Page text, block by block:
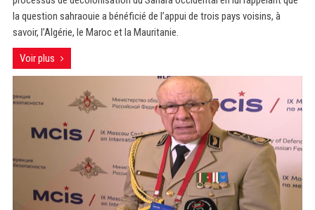
la question sahraouie a bénéficié de l’appui de trois pays voisins, à
savoir, l’Algérie, le Maroc et la Mauritanie.
Voir plus